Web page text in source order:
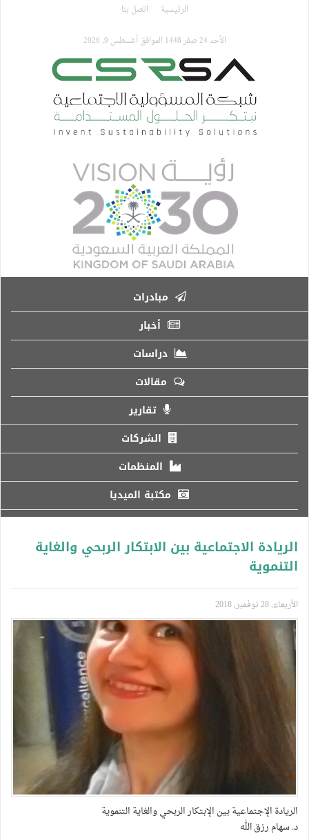
الرئيسية اتصل بنا
الأحد 24 صفر 1448 الموافق أغسطس 9, 2026
مبادرات
أخبار
دراسات
مقالات
تقارير
الشركات
المنظمات
مكتبة الميديا
الريادة الاجتماعية بين الابتكار الربحي والغاية
التنموية
الأربعاء, 28 نوفمبر, 2018
الريادة الإجتماعية بين الإبتكار الربحي والغاية التنموية
د. سهام رزق الله